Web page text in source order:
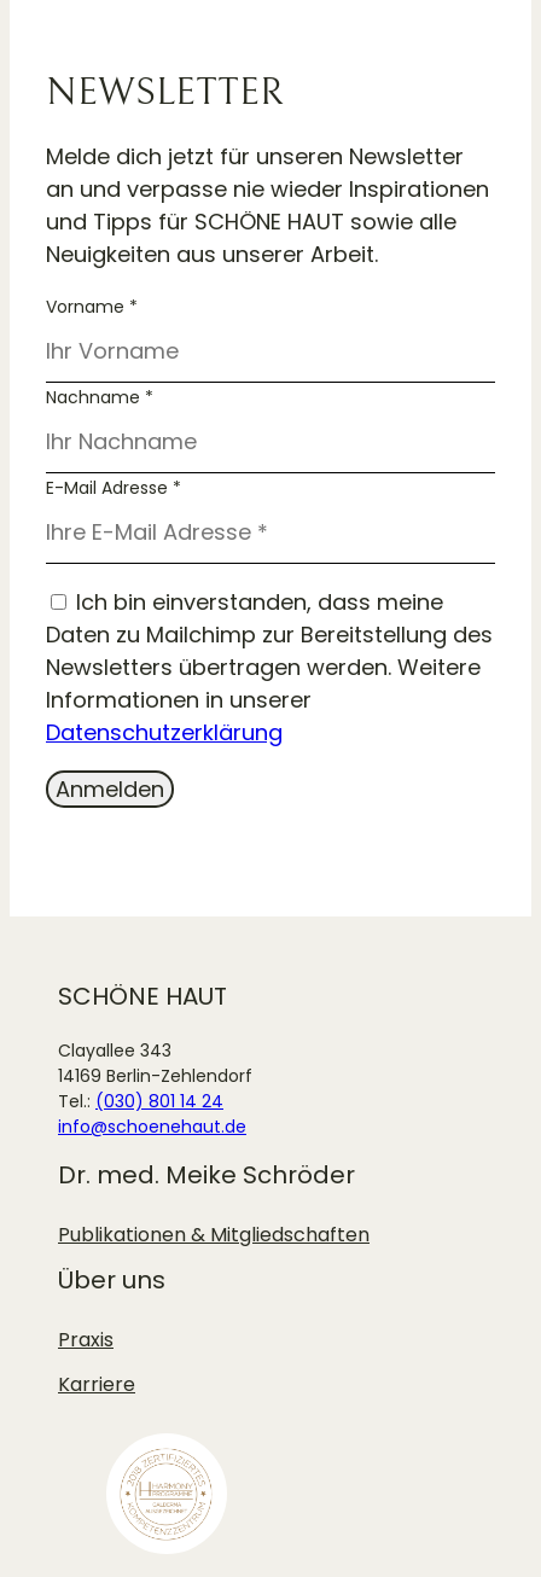
NEWSLETTER
Melde dich jetzt für unseren Newsletter
an und verpasse nie wieder Inspirationen
und Tipps für SCHÖNE HAUT sowie alle
Neuigkeiten aus unserer Arbeit.
Vorname *
Nachname *
E-Mail Adresse *
Ich bin einverstanden, dass meine
Daten zu Mailchimp zur Bereitstellung des
Newsletters übertragen werden. Weitere
Informationen in unserer
Datenschutzerklärung
SCHÖNE HAUT
Clayallee 343
14169 Berlin-Zehlendorf
Tel.: (030) 801 14 24
info@schoenehaut.de
Dr. med. Meike Schröder
Publikationen & Mitgliedschaften
Über uns
Praxis
Karriere